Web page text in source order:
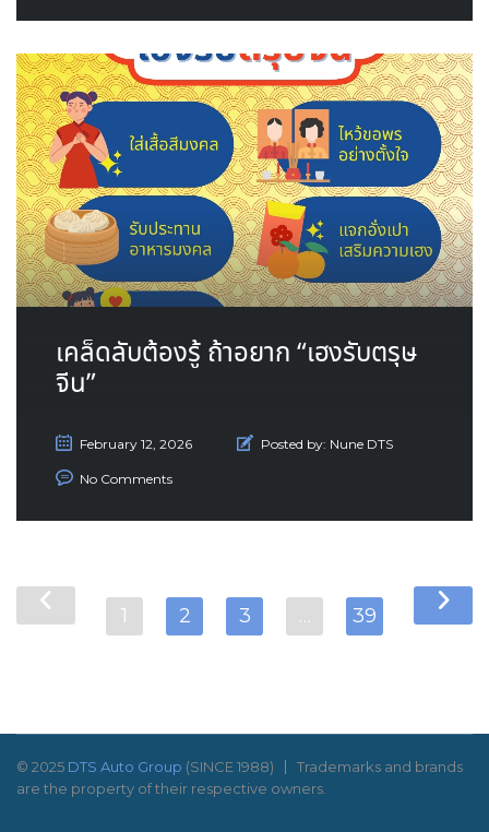
เคล็ดลับต้องรู้ ถ้าอยาก “เฮงรับตรุษ
จีน”
February 12, 2026 Posted by: Nune DTS
No Comments
1 2 3 … 39
© 2025 DTS Auto Group (SINCE 1988)
Trademarks and brands
are the property of their respective owners.